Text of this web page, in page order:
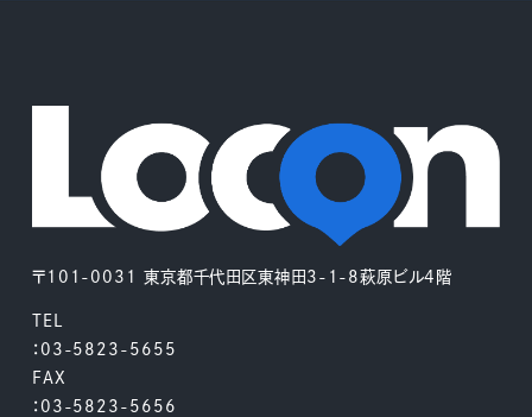
〒101-0031 東京都千代田区東神田3-1-8萩原ビル4階
TEL
：03-5823-5655
FAX
：03-5823-5656